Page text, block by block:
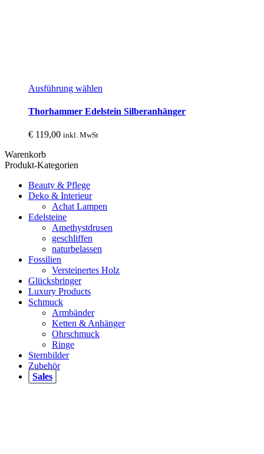
Ausführung wählen
weist
Produktseite
werden
Thorhammer Edelstein Silberanhänger
€ 119,00 inkl. MwSt
Warenkorb
Produkt-Kategorien
Beauty & Pflege
Deko & Interieur
Achat Lampen
Edelsteine
Amethystdrusen
geschliffen
naturbelassen
Fossilien
Versteinertes Holz
Glücksbringer
Luxury Products
Schmuck
Armbänder
Ketten & Anhänger
Ohrschmuck
Ringe
Sternbilder
Zubehör
Sales